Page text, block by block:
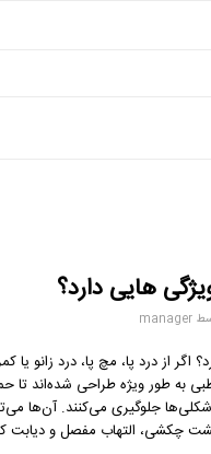
هایی دارد؟
manager
از درد پا، مچ پا، درد زانو
به طور ویژه طراحی شده‌اند تا
جلوگیری می‌کنند. آن‌ها
چکشی، التهاب مفصل و دیابت